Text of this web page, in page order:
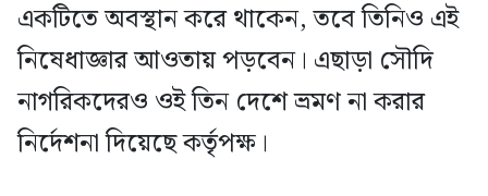
একটিতে অবস্থান করে থাকেন, তবে তিনিও এই
নিষেধাজ্ঞার আওতায় পড়বেন। এছাড়া সৌদি
নাগরিকদেরও ওই তিন দেশে ভ্রমণ না করার
নির্দেশনা দিয়েছে কর্তৃপক্ষ।